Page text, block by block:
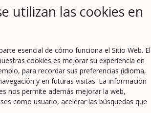
utilizan las cookies en
esencial de cómo funciona el Sitio Web. El
cookies es mejorar su experiencia en
para recordar sus preferencias (idioma,
y en futuras visitas. La información
nos permite además mejorar la web,
como usuario, acelerar las búsquedas que